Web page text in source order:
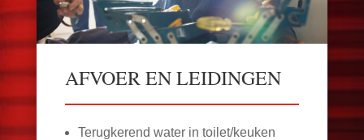
AFVOER EN LEIDINGEN
Terugkerend water in toilet/keuken